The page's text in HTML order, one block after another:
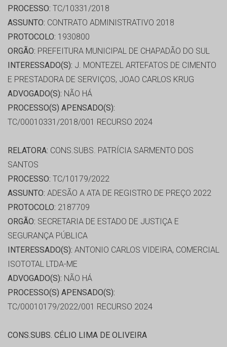
PROCESSO: TC/10331/2018
ASSUNTO: CONTRATO ADMINISTRATIVO 2018
PROTOCOLO: 1930800
ORGÃO: PREFEITURA MUNICIPAL DE CHAPADÃO DO SUL
INTERESSADO(S): J. MONTEZEL ARTEFATOS DE CIMENTO
E PRESTADORA DE SERVIÇOS, JOAO CARLOS KRUG
ADVOGADO(S): NÃO HÁ
PROCESSO(S) APENSADO(S):
TC/00010331/2018/001 RECURSO 2024
RELATORA: CONS.SUBS. PATRÍCIA SARMENTO DOS
SANTOS
PROCESSO: TC/10179/2022
ASSUNTO: ADESÃO A ATA DE REGISTRO DE PREÇO 2022
PROTOCOLO: 2187709
ORGÃO: SECRETARIA DE ESTADO DE JUSTIÇA E
SEGURANÇA PÚBLICA
INTERESSADO(S): ANTONIO CARLOS VIDEIRA, COMERCIAL
ISOTOTAL LTDA-ME
ADVOGADO(S): NÃO HÁ
PROCESSO(S) APENSADO(S):
TC/00010179/2022/001 RECURSO 2024
CONS.SUBS. CÉLIO LIMA DE OLIVEIRA